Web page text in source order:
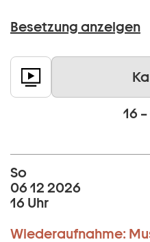
Besetzung anzeigen
16
So
06 12 2026
16 Uhr
Wiederaufnahme: